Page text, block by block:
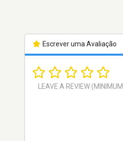
Escrever uma Avaliação